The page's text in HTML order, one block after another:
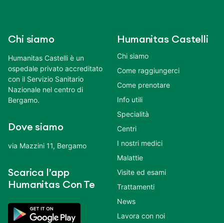
Chi siamo
Humanitas Castelli è un
ospedale privato accreditato
con il Servizio Sanitario
Nazionale nel centro di
Bergamo.
Dove siamo
via Mazzini 11, Bergamo
Scarica l’app
Humanitas Con Te
Humanitas Castelli
Chi siamo
Come raggiungerci
Come prenotare
Info utili
Specialità
Centri
I nostri medici
Malattie
Visite ed esami
Trattamenti
News
Lavora con noi